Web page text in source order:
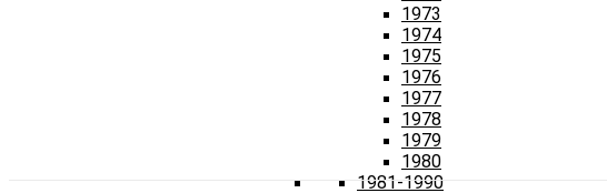
1973
1974
1975
1976
1977
1978
1979
1980
1981-1990